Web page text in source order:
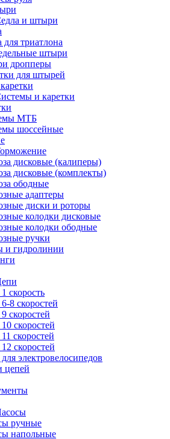
и штыри
для триатлона
штыри
дропперы
для штырей
и каретки
МТБ
шоссейные
дисковые (калиперы)
дисковые (комплекты)
ободные
адаптеры
диски и роторы
колодки дисковые
колодки ободные
ручки
и гидролинии
скорость
8 скоростей
скоростей
скоростей
скоростей
скоростей
электровелосипедов
цепей
ручные
напольные